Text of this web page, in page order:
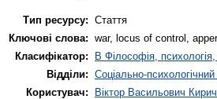
Тип ресурсу: Стаття
Ключові слова: war, locus of control,
Класифікатор:
B Філософія, психологія,
Відділи: Соціально-
Користувач:
Віктор Васильович